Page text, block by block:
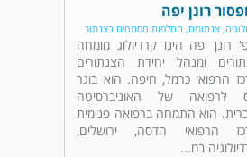
רונן יפה
צנתורים, החלפות מסתמים בצנתור
רונן יפה הינו קרדיולוג מומחה
ומנהל יחידת הצנתורים
הרפואי כרמל, חיפה. הוא בוגר
לרפואה של האוניברסיטה
הוא התמחה ברפואה פנימית
הרפואי הדסה, ירושלים,
במ...